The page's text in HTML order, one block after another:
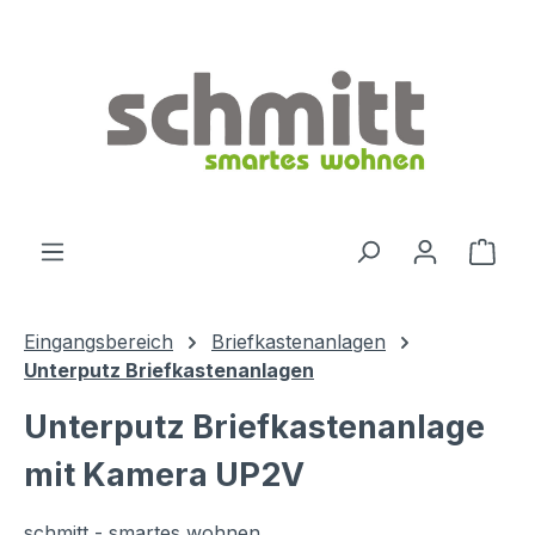
Eingangsbereich
Briefkastenanlagen
Unterputz Briefkastenanlagen
Unterputz Briefkastenanlage
mit Kamera UP2V